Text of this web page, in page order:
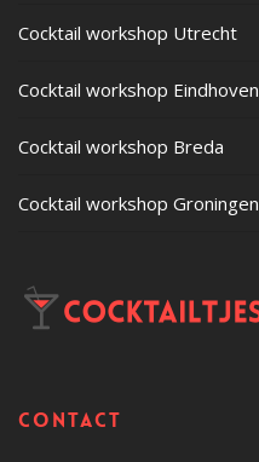
Cocktail workshop Utrecht
Cocktail workshop Eindhoven
Cocktail workshop Breda
Cocktail workshop Groningen
Contact